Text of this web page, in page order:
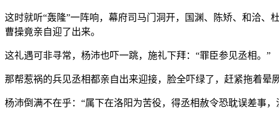
这时就听“轰隆”一阵响，幕府司马门洞开，国渊、陈矫、和洽
曹操竟亲自迎了出来。
这礼遇可非寻常，杨沛也吓一跳，施礼下拜：“罪臣参见丞相。”
那帮惹祸的兵见丞相都亲自出来迎接，脸全吓绿了，赶紧拖着
杨沛倒满不在乎：“属下在洛阳为苦役，得丞相赦令恐耽误差事